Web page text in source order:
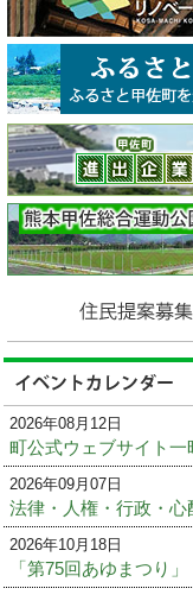
2026年08月12日
町公式ウェブサイト
2026年09月07日
法律・人権・行政・心
2026年10月18日
「第75回あゆまつり」